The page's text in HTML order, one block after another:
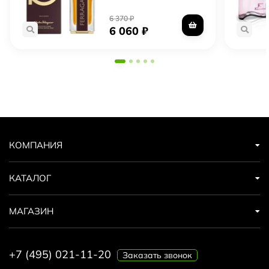
6 370₽
6 060₽
КОМПАНИЯ
КАТАЛОГ
МАГАЗИН
+7 (495) 021-11-20 Заказать звонок